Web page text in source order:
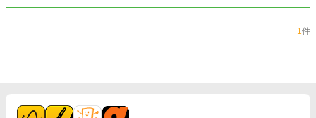
幸いです。 ※御都合主義がそこかしに顔出しします。設定が掌ドリルにならな
字等々、標準てんこ盛り搭載となっている作者です。気づけば適宜修正等してい
1件